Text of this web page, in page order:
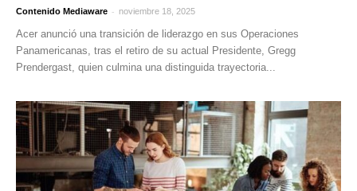
Contenido Mediaware - noviembre 18, 2025
Acer anunció una transición de liderazgo en sus Operaciones
Panamericanas, tras el retiro de su actual Presidente, Gregg
Prendergast, quien culmina una distinguida trayectoria...